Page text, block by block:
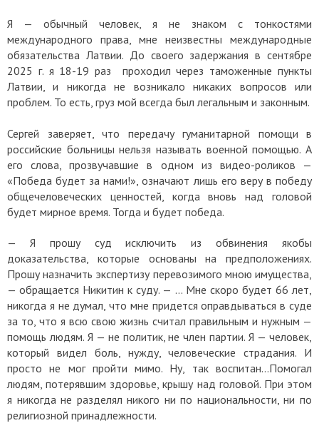
Я — обычный человек, я не знаком с тонкостями
международного права, мне неизвестны международные
обязательства Латвии. До своего задержания в сентябре
2025 г. я 18-19 раз проходил через таможенные пункты
Латвии, и никогда не возникало никаких вопросов или
проблем. То есть, груз мой всегда был легальным и законным.
Сергей заверяет, что передачу гуманитарной помощи в
российские больницы нельзя называть военной помощью. А
его слова, прозвучавшие в одном из видео-роликов —
«Победа будет за нами!», означают лишь его веру в победу
общечеловеческих ценностей, когда вновь над головой
будет мирное время. Тогда и будет победа.
— Я прошу суд исключить из обвинения якобы
доказательства, которые основаны на предположениях.
Прошу назначить экспертизу перевозимого мною имущества,
— обращается Никитин к суду. — … Мне скоро будет 66 лет,
никогда я не думал, что мне придется оправдываться в суде
за то, что я всю свою жизнь считал правильным и нужным —
помощь людям. Я — не политик, не член партии. Я — человек,
который видел боль, нужду, человеческие страдания. И
просто не мог пройти мимо. Ну, так воспитан…Помогал
людям, потерявшим здоровье, крышу над головой. При этом
я никогда не разделял никого ни по национальности, ни по
религиозной принадлежности.